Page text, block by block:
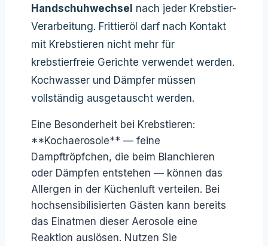
Handschuhwechsel nach jeder Krebstier-
Verarbeitung. Frittieröl darf nach Kontakt
mit Krebstieren nicht mehr für
krebstierfreie Gerichte verwendet werden.
Kochwasser und Dämpfer müssen
vollständig ausgetauscht werden.
Eine Besonderheit bei Krebstieren:
**Kochaerosole** — feine
Dampftröpfchen, die beim Blanchieren
oder Dämpfen entstehen — können das
Allergen in der Küchenluft verteilen. Bei
hochsensibilisierten Gästen kann bereits
das Einatmen dieser Aerosole eine
Reaktion auslösen. Nutzen Sie